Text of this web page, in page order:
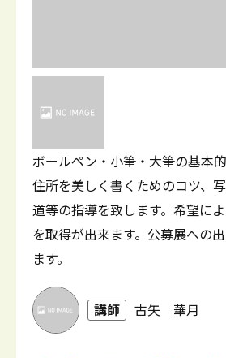
ボールペン・小筆・大筆の基本
住所を美しく書くためのコツ、
道等の指導を致します。希望に
を取得が出来ます。公募展への
ます。
講師 古矢 華月